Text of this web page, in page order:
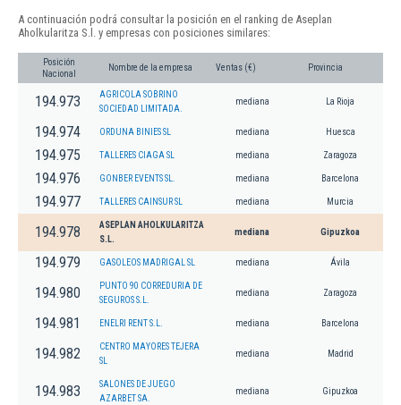
A continuación podrá consultar la posición en el ranking de Aseplan
Aholkularitza S.l. y empresas con posiciones similares:
Posición
Nacional
Nombre de la empresa Ventas (€) Provincia
194.973
AGRICOLA SOBRINO
SOCIEDAD LIMITADA.
mediana La Rioja
194.974 ORDUNA BINIES SL mediana Huesca
194.975 TALLERES CIAGA SL mediana Zaragoza
194.976 GONBER EVENTS SL. mediana Barcelona
194.977 TALLERES CAINSUR SL mediana Murcia
194.978
ASEPLAN AHOLKULARITZA
S.L.
mediana Gipuzkoa
194.979 GASOLEOS MADRIGAL SL mediana Ávila
194.980
PUNTO 90 CORREDURIA DE
SEGUROS S.L.
mediana Zaragoza
194.981 ENELRI RENT S.L. mediana Barcelona
194.982
CENTRO MAYORES TEJERA
SL
mediana Madrid
194.983
SALONES DE JUEGO
AZARBET SA.
mediana Gipuzkoa